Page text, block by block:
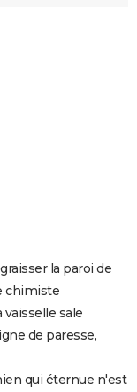
la paroi de
chimiste
sale
de paresse,
qui éternue n'est